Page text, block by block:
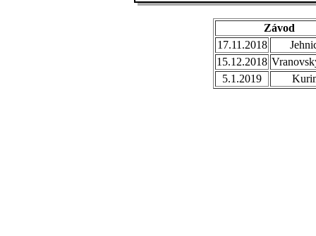
Závod
17.11.2018
15.12.2018
5.1.2019